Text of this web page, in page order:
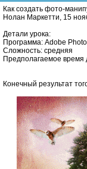
Как создать фото-
Нолан Маркетти, 15
Детали урока:
Программа: Adobe
Сложность: средняя
Предполагаемое время
Конечный результат